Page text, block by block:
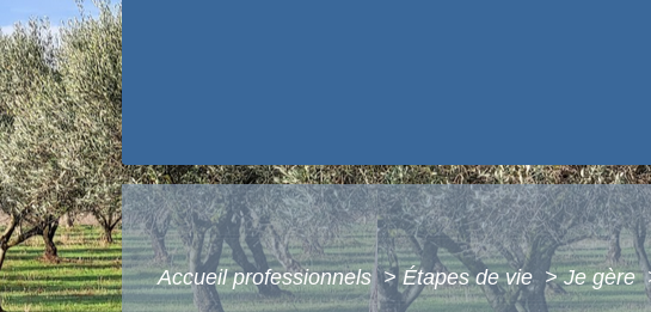
Accueil professionnels> Étapes de vie > Je gère